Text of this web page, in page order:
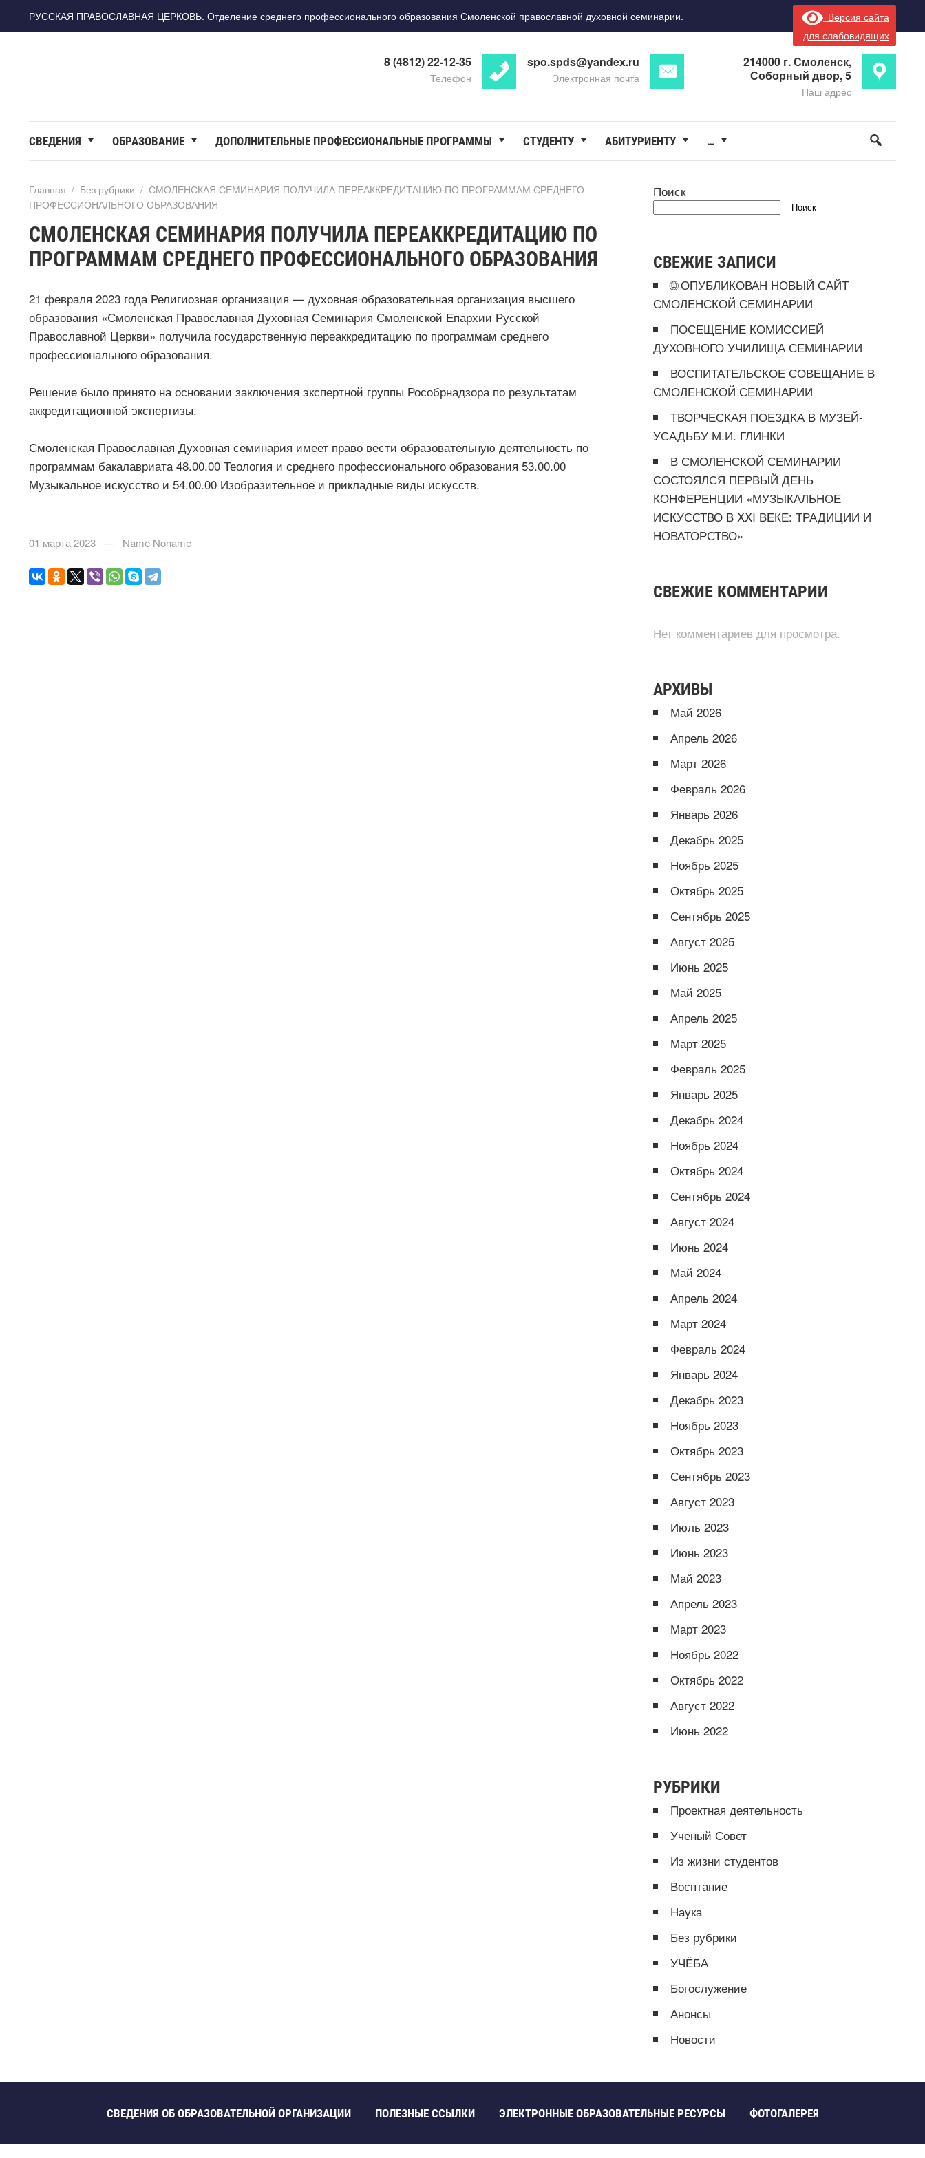
РУССКАЯ ПРАВОСЛАВНАЯ ЦЕРКОВЬ. Отделение среднего профессионального образования Смоленской православной духовной семинарии.
Версия сайта
для слабовидящих
8 (4812) 22-12-35
Телефон
spo.spds@yandex.ru
Электронная почта
214000 г. Смоленск,
Соборный двор, 5
Наш адрес
СВЕДЕНИЯ ОБРАЗОВАНИЕ ДОПОЛНИТЕЛЬНЫЕ ПРОФЕССИОНАЛЬНЫЕ ПРОГРАММЫ СТУДЕНТУ АБИТУРИЕНТУ …
Главная / Без рубрики / СМОЛЕНСКАЯ СЕМИНАРИЯ ПОЛУЧИЛА ПЕРЕАККРЕДИТАЦИЮ ПО ПРОГРАММАМ СРЕДНЕГО
ПРОФЕССИОНАЛЬНОГО ОБРАЗОВАНИЯ
СМОЛЕНСКАЯ СЕМИНАРИЯ ПОЛУЧИЛА ПЕРЕАККРЕДИТАЦИЮ ПО
ПРОГРАММАМ СРЕДНЕГО ПРОФЕССИОНАЛЬНОГО ОБРАЗОВАНИЯ
21 февраля 2023 года Религиозная организация — духовная образовательная организация высшего
образования «Смоленская Православная Духовная Семинария Смоленской Епархии Русской
Православной Церкви» получила государственную переаккредитацию по программам среднего
профессионального образования.
Решение было принято на основании заключения экспертной группы Рособрнадзора по результатам
аккредитационной экспертизы.
Смоленская Православная Духовная семинария имеет право вести образовательную деятельность по
программам бакалавриата 48.00.00 Теология и среднего профессионального образования 53.00.00
Музыкальное искусство и 54.00.00 Изобразительное и прикладные виды искусств.
01 марта 2023 — Name Noname
Поиск
Поиск
СВЕЖИЕ ЗАПИСИ
🌐 ОПУБЛИКОВАН НОВЫЙ САЙТ
СМОЛЕНСКОЙ СЕМИНАРИИ
ПОСЕЩЕНИЕ КОМИССИЕЙ
ДУХОВНОГО УЧИЛИЩА СЕМИНАРИИ
ВОСПИТАТЕЛЬСКОЕ СОВЕЩАНИЕ В
СМОЛЕНСКОЙ СЕМИНАРИИ
ТВОРЧЕСКАЯ ПОЕЗДКА В МУЗЕЙ-
УСАДЬБУ М.И. ГЛИНКИ
В СМОЛЕНСКОЙ СЕМИНАРИИ
СОСТОЯЛСЯ ПЕРВЫЙ ДЕНЬ
КОНФЕРЕНЦИИ «МУЗЫКАЛЬНОЕ
ИСКУССТВО В XXI ВЕКЕ: ТРАДИЦИИ И
НОВАТОРСТВО»
СВЕЖИЕ КОММЕНТАРИИ
Нет комментариев для просмотра.
АРХИВЫ
Май 2026
Апрель 2026
Март 2026
Февраль 2026
Январь 2026
Декабрь 2025
Ноябрь 2025
Октябрь 2025
Сентябрь 2025
Август 2025
Июнь 2025
Май 2025
Апрель 2025
Март 2025
Февраль 2025
Январь 2025
Декабрь 2024
Ноябрь 2024
Октябрь 2024
Сентябрь 2024
Август 2024
Июнь 2024
Май 2024
Апрель 2024
Март 2024
Февраль 2024
Январь 2024
Декабрь 2023
Ноябрь 2023
Октябрь 2023
Сентябрь 2023
Август 2023
Июль 2023
Июнь 2023
Май 2023
Апрель 2023
Март 2023
Ноябрь 2022
Октябрь 2022
Август 2022
Июнь 2022
РУБРИКИ
Проектная деятельность
Ученый Совет
Из жизни студентов
Восптание
Наука
Без рубрики
УЧЁБА
Богослужение
Анонсы
Новости
СВЕДЕНИЯ ОБ ОБРАЗОВАТЕЛЬНОЙ ОРГАНИЗАЦИИ ПОЛЕЗНЫЕ ССЫЛКИ ЭЛЕКТРОННЫЕ ОБРАЗОВАТЕЛЬНЫЕ РЕСУРСЫ ФОТОГАЛЕРЕЯ